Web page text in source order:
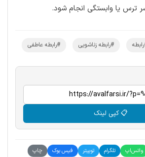
سر ترس یا وابستگی انجام شود.
#رابطه زناشویی #رابطه عاطفی
📋 کپی لینک
واتس‌اپ تلگرام توییتر فیس بوک چاپ